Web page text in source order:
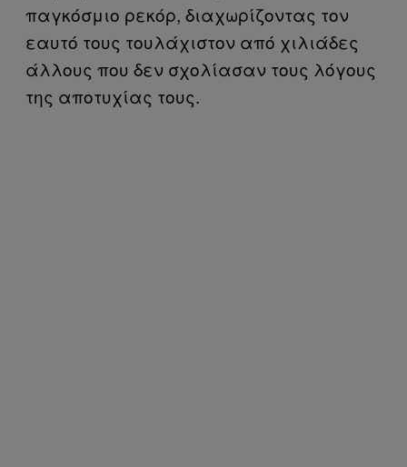
παγκόσμιο ρεκόρ, διαχωρίζοντας τον
εαυτό τους τουλάχιστον από χιλιάδες
άλλους που δεν σχολίασαν τους λόγους
της αποτυχίας τους.